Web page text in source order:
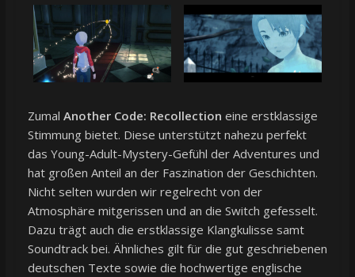
Zumal Another Code: Recollection eine erstklassige
Stimmung bietet. Diese unterstützt nahezu perfekt
das Young-Adult-Mystery-Gefühl der Adventures und
hat großen Anteil an der Faszination der Geschichten.
Nicht selten wurden wir regelrecht von der
Atmosphäre mitgerissen und an die Switch gefesselt.
Dazu trägt auch die erstklassige Klangkulisse samt
Soundtrack bei. Ähnliches gilt für die gut geschriebenen
deutschen Texte sowie die hochwertige englische